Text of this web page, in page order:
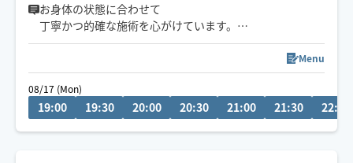
お身体の状態に合わせて
丁寧かつ的確な施術を心がけています。
日々の疲れをリセットしたい方、ぜひお任せください。
深く効かせる強めの施術を得意としており、
「しっかりほぐされたい」という方から多くのご好評を
いただいています。
Menu
08/17 (Mon)
19:00 19:30 20:00 20:30 21:00 21:30 22:00